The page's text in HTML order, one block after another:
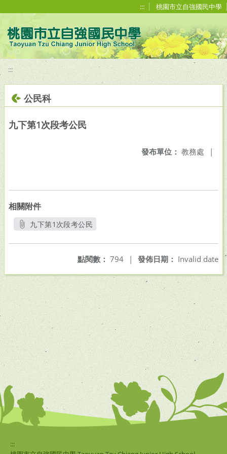
::: 桃園市立自強國民中學
:::
公民科
九下第1次段考公民
發布單位： 教務處 |
相關附件
九下第1次段考公民
發佈日期： Invalid date
點閱數： 794 |
:::